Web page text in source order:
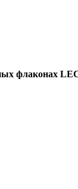
флаконах